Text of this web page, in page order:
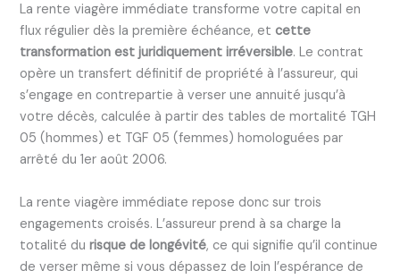
La rente viagère immédiate transforme votre capital en
flux régulier dès la première échéance, etcette
transformation est juridiquement irréversible. Le contrat
opère un transfert définitif de propriété à l’assureur, qui
s’engage en contrepartie à verser une annuité jusqu’à
votre décès, calculée à partir des tables de mortalité TGH
05 (hommes) et TGF 05 (femmes) homologuées par
arrêté du 1er août 2006.
La rente viagère immédiate repose donc sur trois
engagements croisés. L’assureur prend à sa charge la
totalité durisque de longévité, ce qui signifie qu’il continue
de verser même si vous dépassez de loin l’espérance de